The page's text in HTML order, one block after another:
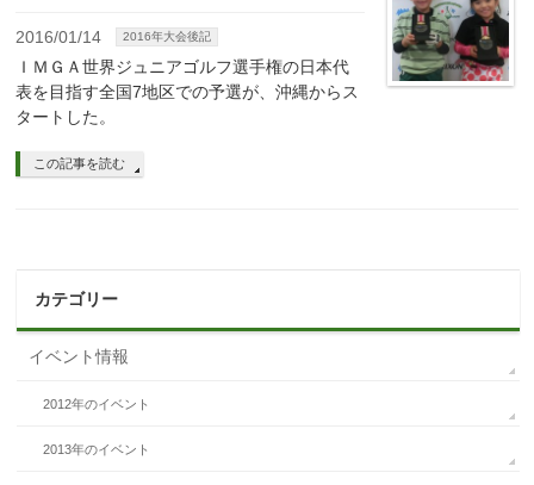
2016/01/14 2016年大会後記
ＩＭＧＡ世界ジュニアゴルフ選手権の日本代
表を目指す全国7地区での予選が、沖縄からス
タートした。
この記事を読む
カテゴリー
イベント情報
2012年のイベント
2013年のイベント